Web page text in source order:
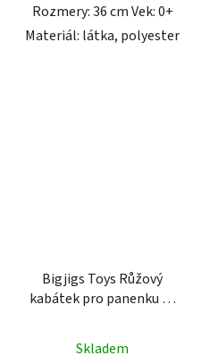
Rozmery: 36 cm Vek: 0+
Materiál: látka, polyester
Bigjigs Toys Růžový
kabátek pro panenku 28
Skladem